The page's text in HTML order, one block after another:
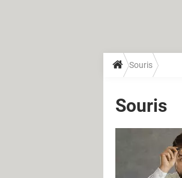
Souris
Souris